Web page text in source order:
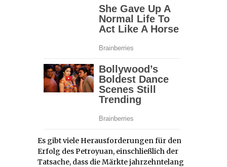
Es gibt viele Herausforderungen für den
Erfolg des Petroyuan, einschließlich der
Tatsache, dass die Märkte jahrzehntelang